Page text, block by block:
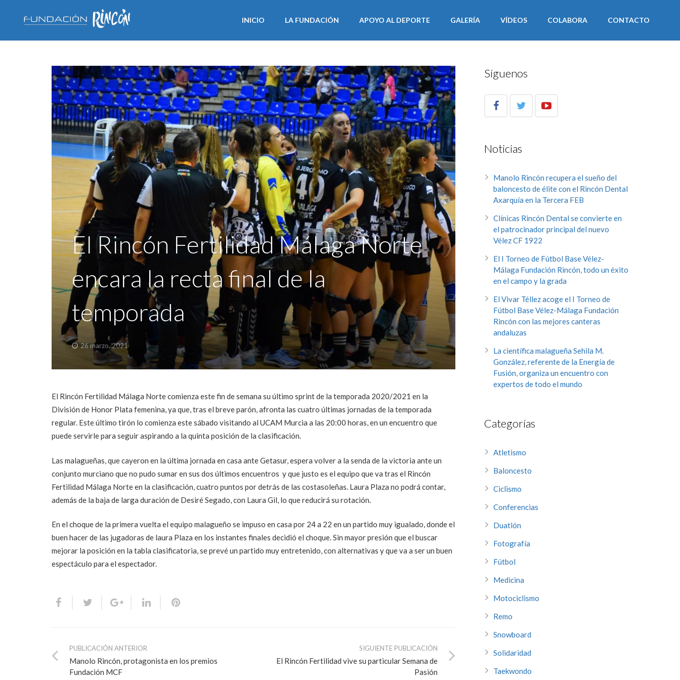
INICIO LA FUNDACIÓN APOYO AL DEPORTE GALERÍA VÍDEOS COLABORA CONTACTO
El Rincón Fertilidad Málaga Norte
encara la recta final de la
temporada
26 marzo, 2021
El Rincón Fertilidad Málaga Norte comienza este fin de semana su último sprint de la temporada 2020/2021 en la
División de Honor Plata femenina, ya que, tras el breve parón, afronta las cuatro últimas jornadas de la temporada
regular. Este último tirón lo comienza este sábado visitando al UCAM Murcia a las 20:00 horas, en un encuentro que
puede servirle para seguir aspirando a la quinta posición de la clasificación.
Las malagueñas, que cayeron en la última jornada en casa ante Getasur, espera volver a la senda de la victoria ante un
conjunto murciano que no pudo sumar en sus dos últimos encuentros y que justo es el equipo que va tras el Rincón
Fertilidad Málaga Norte en la clasificación, cuatro puntos por detrás de las costasoleñas. Laura Plaza no podrá contar,
además de la baja de larga duración de Desiré Segado, con Laura Gil, lo que reducirá su rotación.
En el choque de la primera vuelta el equipo malagueño se impuso en casa por 24 a 22 en un partido muy igualado, donde el
buen hacer de las jugadoras de laura Plaza en los instantes finales decidió el choque. Sin mayor presión que el buscar
mejorar la posición en la tabla clasificatoria, se prevé un partido muy entretenido, con alternativas y que va a ser un buen
espectáculo para el espectador.
PUBLICACIÓN ANTERIOR
Manolo Rincón, protagonista en los premios
Fundación MCF
SIGUIENTE PUBLICACIÓN
El Rincón Fertilidad vive su particular Semana de
Pasión
Síguenos
Noticias
Manolo Rincón recupera el sueño del
baloncesto de élite con el Rincón Dental
Axarquía en la Tercera FEB
Clínicas Rincón Dental se convierte en
el patrocinador principal del nuevo
Vélez CF 1922
El I Torneo de Fútbol Base Vélez-
Málaga Fundación Rincón, todo un éxito
en el campo y la grada
El Vivar Téllez acoge el I Torneo de
Fútbol Base Vélez-Málaga Fundación
Rincón con las mejores canteras
andaluzas
La científica malagueña Sehila M.
González, referente de la Energía de
Fusión, organiza un encuentro con
expertos de todo el mundo
Categorías
Atletismo
Baloncesto
Ciclismo
Conferencias
Duatlón
Fotografía
Fútbol
Medicina
Motociclismo
Remo
Snowboard
Solidaridad
Taekwondo